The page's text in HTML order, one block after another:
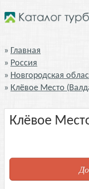
Главная
Россия
Новгородская
Клёвое Место
Клёвое